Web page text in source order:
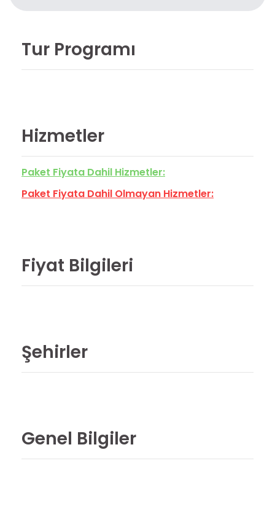
Tur Programı
Hizmetler
Paket Fiyata Dahil Hizmetler:
Paket Fiyata Dahil Olmayan Hizmetler:
Fiyat Bilgileri
Şehirler
Genel Bilgiler